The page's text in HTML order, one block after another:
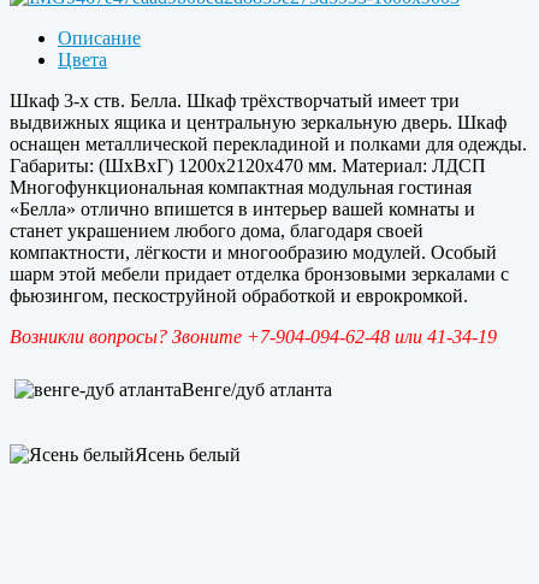
Описание
Цвета
Шкаф 3-х ств. Белла. Шкаф трёхстворчатый имеет три
выдвижных ящика и центральную зеркальную дверь. Шкаф
оснащен металлической перекладиной и полками для одежды.
Габариты: (ШхВхГ) 1200х2120х470 мм. Материал: ЛДСП
Многофункциональная компактная модульная гостиная
«Белла» отлично впишется в интерьер вашей комнаты и
станет украшением любого дома, благодаря своей
компактности, лёгкости и многообразию модулей. Особый
шарм этой мебели придает отделка бронзовыми зеркалами с
фьюзингом, пескоструйной обработкой и еврокромкой.
Возникли вопросы? Звоните +7-904-094-62-48 или 41-34-19
Венге/дуб атланта
Ясень белый